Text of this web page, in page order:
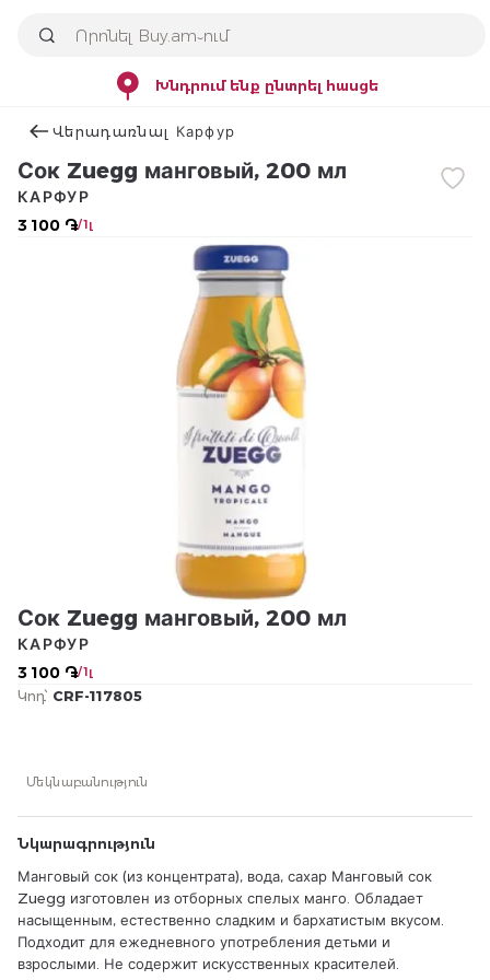
Խնդրում ենք ընտրել հասցե
Վերադառնալ Карфур
Сок Zuegg манговый, 200 мл
3 100 ֏/ 1լ
КАРФУР
Сок Zuegg манговый, 200 мл
3 100 ֏/ 1լ
КАРФУР
Կոդ՝ CRF-117805
Մեկնաբանություն
Նկարագրություն
Манговый сок (из концентрата), вода, сахар Манговый сок
Zuegg изготовлен из отборных спелых манго. Обладает
насыщенным, естественно сладким и бархатистым вкусом.
Подходит для ежедневного употребления детьми и
взрослыми. Не содержит искусственных красителей.